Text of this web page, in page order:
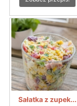
Sałatka z zupek...